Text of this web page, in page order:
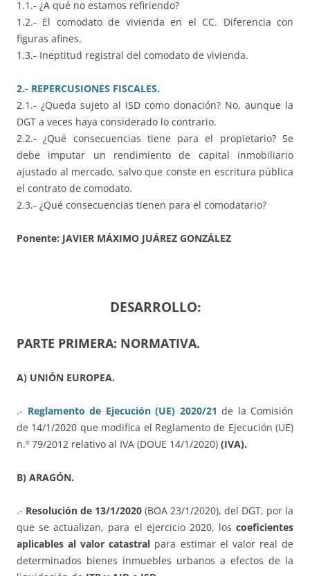
1.1.- ¿A qué no estamos refiriendo?
1.2.- El comodato de vivienda en el CC. Diferencia con
figuras afines.
1.3.- Ineptitud registral del comodato de vivienda.
2.- REPERCUSIONES FISCALES.
2.1.- ¿Queda sujeto al ISD como donación? No, aunque la
DGT a veces haya considerado lo contrario.
2.2.- ¿Qué consecuencias tiene para el propietario? Se
debe imputar un rendimiento de capital inmobiliario
ajustado al mercado, salvo que conste en escritura pública
el contrato de comodato.
2.3.- ¿Qué consecuencias tienen para el comodatario?
Ponente: JAVIER MÁXIMO JUÁREZ GONZÁLEZ
DESARROLLO:
PARTE PRIMERA: NORMATIVA.
A) UNIÓN EUROPEA.
.- Reglamento de Ejecución (UE) 2020/21 de la Comisión
de 14/1/2020 que modifica el Reglamento de Ejecución (UE)
n.º 79/2012 relativo al IVA (DOUE 14/1/2020) (IVA).
B) ARAGÓN.
.- Resolución de 13/1/2020 (BOA 23/1/2020), del DGT, por la
que se actualizan, para el ejercicio 2020, los coeficientes
aplicables al valor catastral para estimar el valor real de
determinados bienes inmuebles urbanos a efectos de la